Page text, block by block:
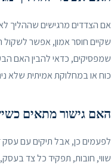
אם הצדדים מרגישים שההליך
שקיים חוסר אמון, אפשר
שמפסיקים, כדאי להבין האם
כוח או במחלוקת אמיתית שלא
האם גישור מתאים
לפעמים כן, אבל תיקים עם עסק
שווי, חובות, תפקיד כל צד